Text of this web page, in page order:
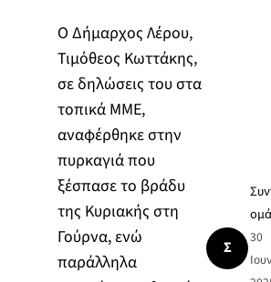
Ο Δήμαρχος Λέρου,
Τιμόθεος Κωττάκης,
σε δηλώσεις του στα
τοπικά ΜΜΕ,
αναφέρθηκε στην
πυρκαγιά που
ξέσπασε το βράδυ
της Κυριακής στη
Γούρνα, ενώ
παράλληλα
Σ
30